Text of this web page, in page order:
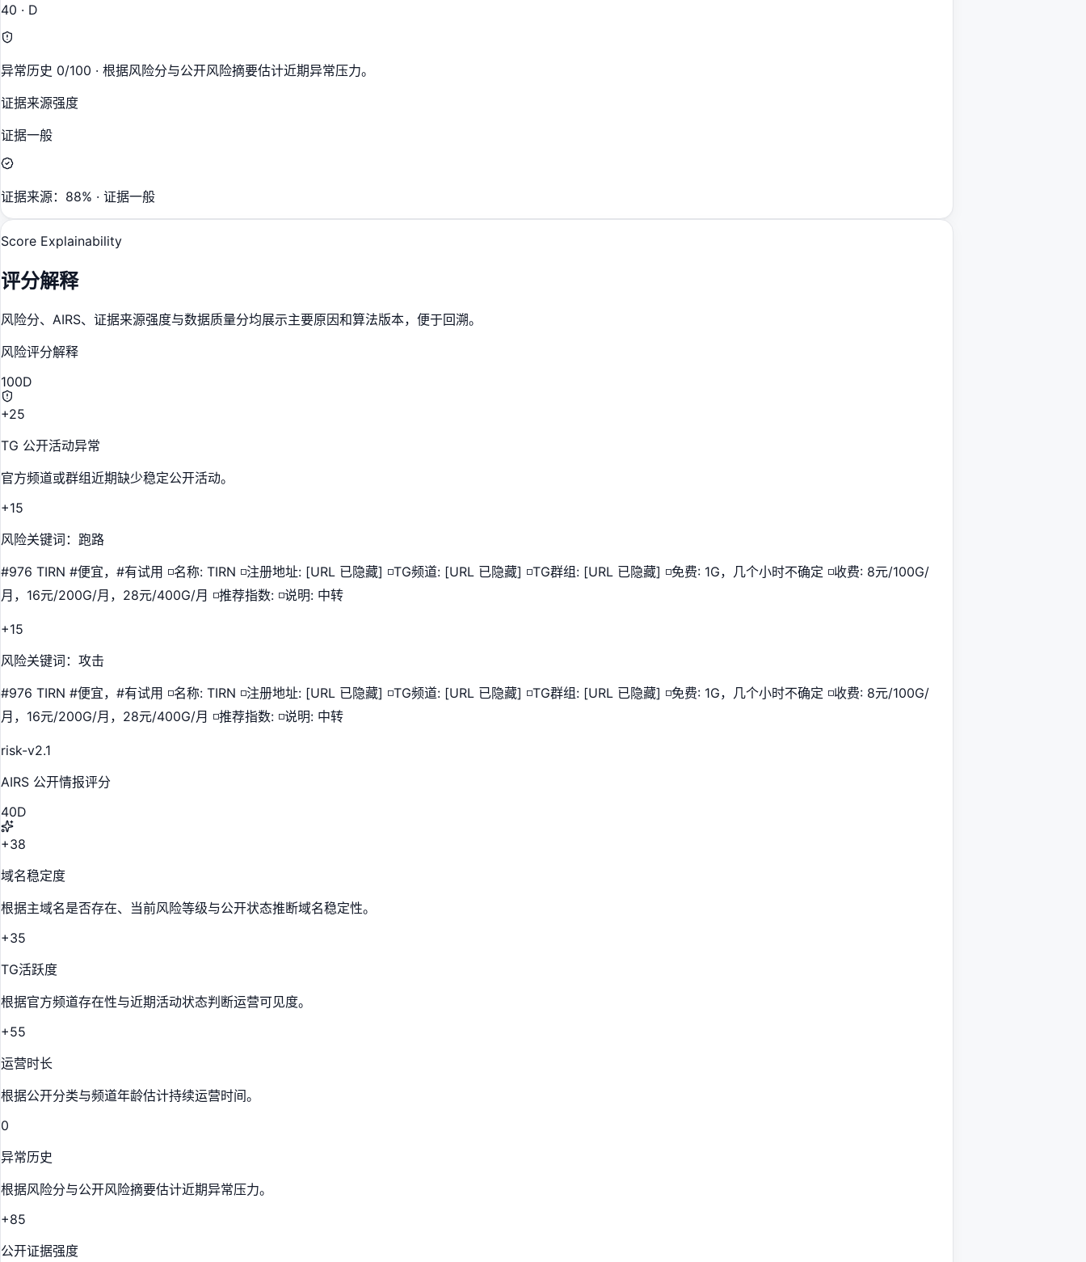
40 · D
异常历史 0/100 · 根据风险分与公开风险摘要估计近期异常压力。
证据来源强度
证据一般
证据来源：88% · 证据一般
Score Explainability
评分解释
风险分、AIRS、证据来源强度与数据质量分均展示主要原因和算法版本，便于回溯。
风险评分解释
100D
+25
TG 公开活动异常
官方频道或群组近期缺少稳定公开活动。
+15
风险关键词：跑路
#976 TIRN #便宜，#有试用 ◽️名称: TIRN ◽️注册地址: [URL 已隐藏] ◽️TG频道: [URL 已隐藏] ◽️TG群组: [URL 已隐藏] ◽️免费: 1G，几个小时不确定 ◽️收费: 8元/100G/
月，16元/200G/月，28元/400G/月 ◽️推荐指数: ◽️说明: 中转
+15
风险关键词：攻击
#976 TIRN #便宜，#有试用 ◽️名称: TIRN ◽️注册地址: [URL 已隐藏] ◽️TG频道: [URL 已隐藏] ◽️TG群组: [URL 已隐藏] ◽️免费: 1G，几个小时不确定 ◽️收费: 8元/100G/
月，16元/200G/月，28元/400G/月 ◽️推荐指数: ◽️说明: 中转
risk-v2.1
AIRS 公开情报评分
40D
+38
域名稳定度
根据主域名是否存在、当前风险等级与公开状态推断域名稳定性。
+35
TG活跃度
根据官方频道存在性与近期活动状态判断运营可见度。
+55
运营时长
根据公开分类与频道年龄估计持续运营时间。
0
异常历史
根据风险分与公开风险摘要估计近期异常压力。
+85
公开证据强度